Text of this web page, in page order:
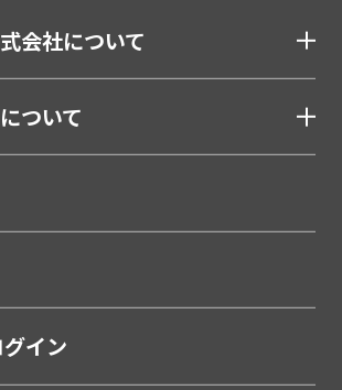
申込電子化
ューション
援システム
会社について
ついて
イン